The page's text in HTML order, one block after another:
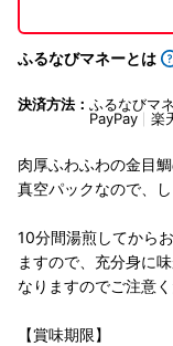
ふるなびマネーとは
決済方法： ふるなびマ
PayPay
楽
肉厚ふわふわの金目
真空パックなので、
10分間湯煎してから
ますので、充分身に
なりますのでご注意く
【賞味期限】